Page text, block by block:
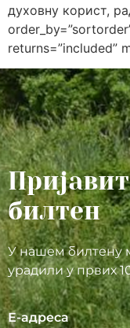
духовну корист,
returns=”included”
билтен
У нашем билтену
урадили у првих
Е-адреса